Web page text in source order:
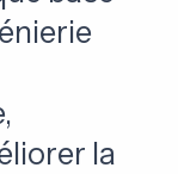
la